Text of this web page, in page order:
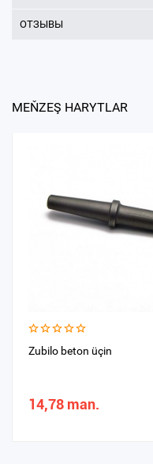
ОТЗЫВЫ
MEŇZEŞ HARYTLAR
Zubilo beton üçin
14,78 man.